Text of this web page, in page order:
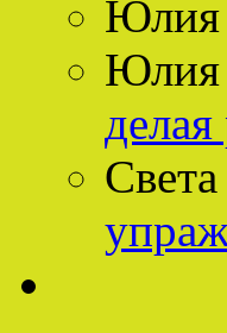
Юлия
Юлия
Света